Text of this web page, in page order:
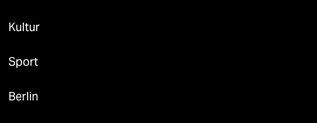
Kultur
Sport
Berlin